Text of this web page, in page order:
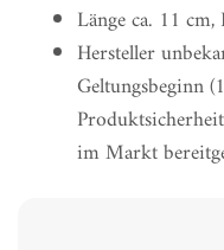
Länge ca. 11
Hersteller
Geltungsbeginn
im Markt